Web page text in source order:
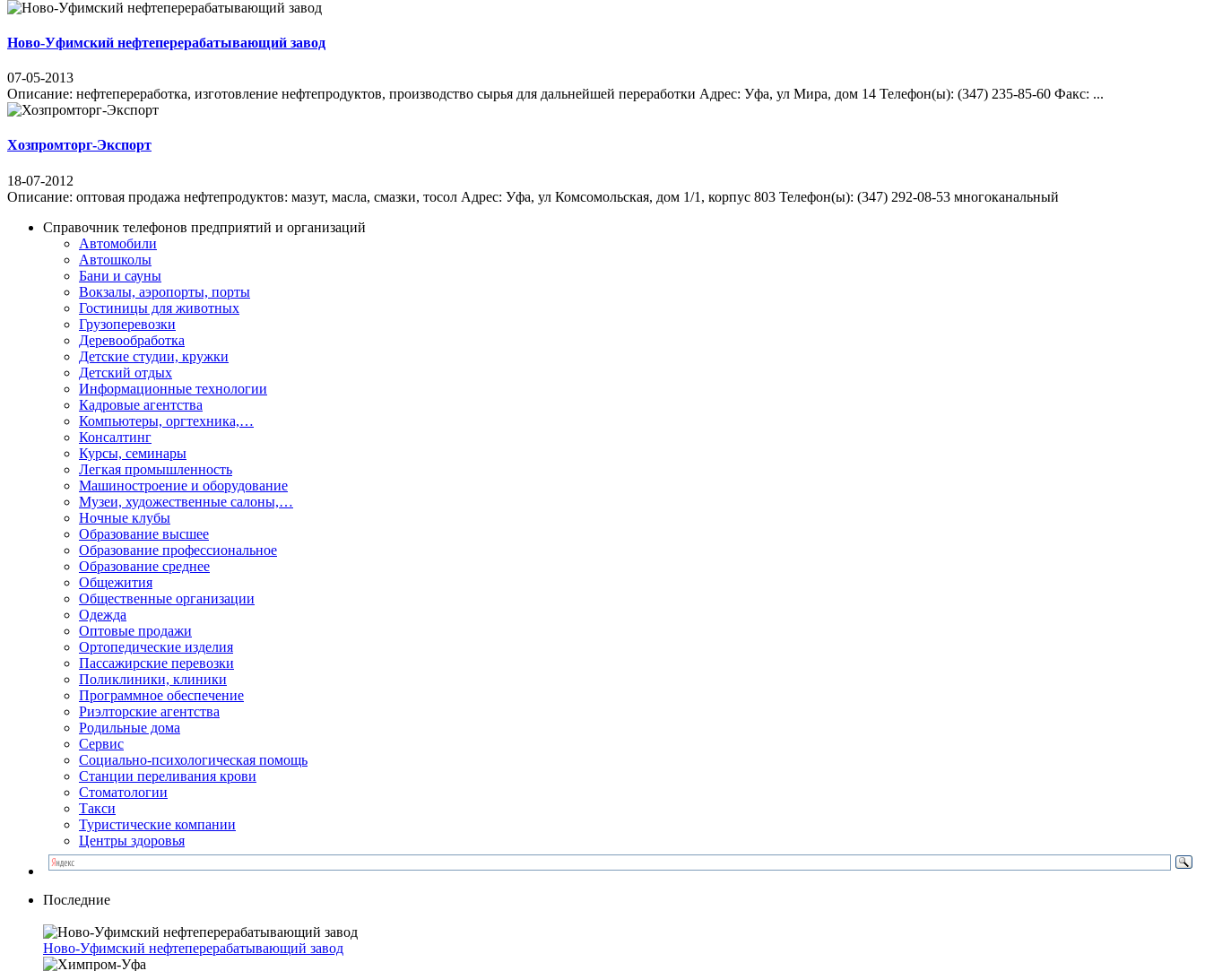
Ново-Уфимский нефтеперерабатывающий завод
07-05-2013
Описание: нефтепереработка, изготовление нефтепродуктов, производство сырья для дальнейшей переработки Адрес: Уфа, ул Мира, дом 14 Телефон(ы): (347) 235-85-60 Факс: ...
Хозпромторг-Экспорт
18-07-2012
Описание: оптовая продажа нефтепродуктов: мазут, масла, смазки, тосол Адрес: Уфа, ул Комсомольская, дом 1/1, корпус 803 Телефон(ы): (347) 292-08-53 многоканальный
Справочник телефонов предприятий и организаций
Автомобили
Автошколы
Бани и сауны
Вокзалы, аэропорты, порты
Гостиницы для животных
Грузоперевозки
Деревообработка
Детские студии, кружки
Детский отдых
Информационные технологии
Кадровые агентства
Компьютеры, оргтехника,…
Консалтинг
Курсы, семинары
Легкая промышленность
Машиностроение и оборудование
Музеи, художественные салоны,…
Ночные клубы
Образование высшее
Образование профессиональное
Образование среднее
Общежития
Общественные организации
Одежда
Оптовые продажи
Ортопедические изделия
Пассажирские перевозки
Поликлиники, клиники
Программное обеспечение
Риэлторские агентства
Родильные дома
Сервис
Социально-психологическая помощь
Станции переливания крови
Стоматологии
Такси
Туристические компании
Центры здоровья
Последние
Ново-Уфимский нефтеперерабатывающий завод